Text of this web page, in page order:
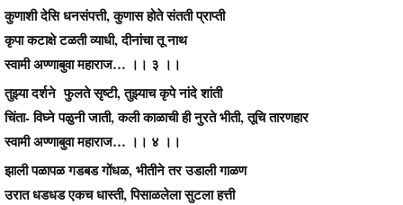
कुणाशी देसि धनसंपत्ती, कुणास होते संतती प्राप्ती
कृपा कटाक्षे टळती व्याधी, दीनांचा तू नाथ
स्वामी अण्णाबुवा महाराज… ।। ३ ।।
तुझ्या दर्शने फुलते सृष्टी, तुझ्याच कृपे नांदे शांती
चिंता- विघ्ने पळुनी जाती, कली काळाची ही नुरते भीती, तूचि तारणहार
स्वामी अण्णाबुवा महाराज… ।। ४ ।।
झाली पळापळ गडबड गोंधळ, भीतीने तर उडाली गाळण
उरात धडधड एकच धास्ती, पिसाळलेला सुटला हत्ती